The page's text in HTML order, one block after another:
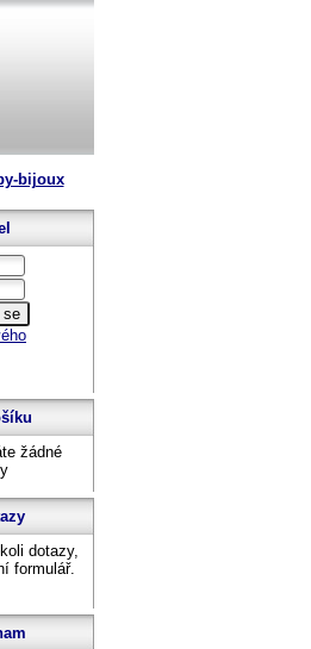
bijoux
žádné
dotazy,
formulář.